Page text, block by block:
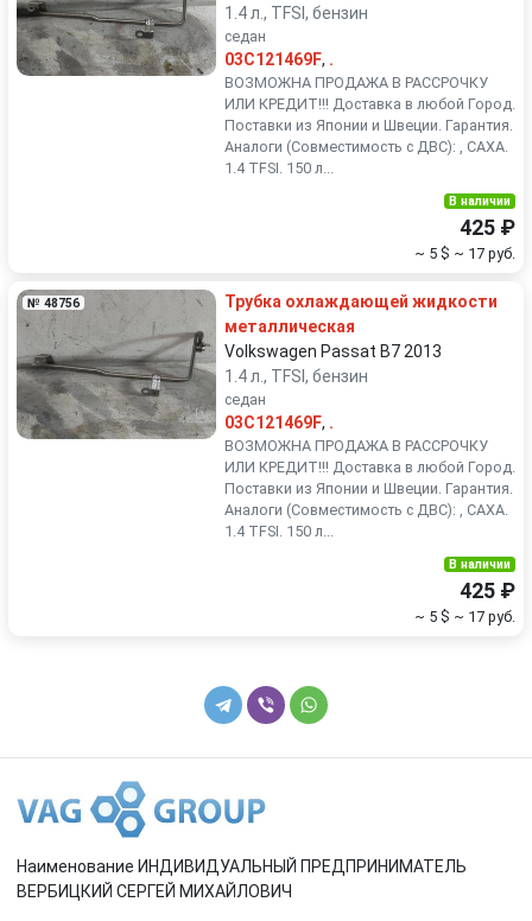
Smart SsangYong
Subaru
Volkswagen
1.4 л., TFSI, бензин
седан
03C121469F, .
ВОЗМОЖНА ПРОДАЖА В РАССРОЧКУ
ИЛИ КРЕДИТ!!! Доставка в любой Город.
Поставки из Японии и Швеции. Гарантия.
Аналоги (Совместимость с ДВС): , CAXA.
1.4 TFSI. 150 л...
В наличии
425 ₽
~ 5 $ ~ 17 руб.
№ 48756
Трубка охлаждающей жидкости
металлическая
Volkswagen Passat B7 2013
1.4 л., TFSI, бензин
седан
03C121469F, .
ВОЗМОЖНА ПРОДАЖА В РАССРОЧКУ
ИЛИ КРЕДИТ!!! Доставка в любой Город.
Поставки из Японии и Швеции. Гарантия.
Аналоги (Совместимость с ДВС): , CAXA.
1.4 TFSI. 150 л...
В наличии
425 ₽
~ 5 $ ~ 17 руб.
Наименование ИНДИВИДУАЛЬНЫЙ ПРЕДПРИНИМАТЕЛЬ
ВЕРБИЦКИЙ СЕРГЕЙ МИХАЙЛОВИЧ